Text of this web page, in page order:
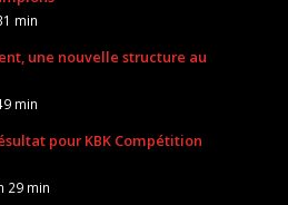
min
une nouvelle structure au
min
pour KBK Compétition
29 min